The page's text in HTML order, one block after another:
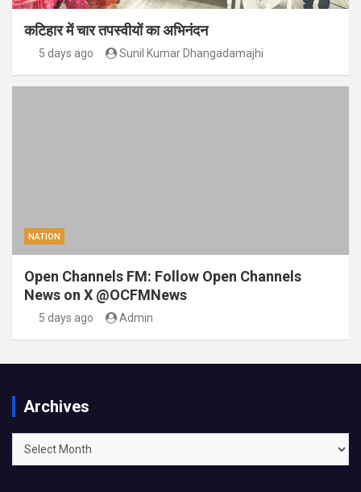
कटिहार में चार तपस्वीयों का अभिनंदन
5 days ago Sunil Kumar Dhangadamajhi
NATION
Open Channels FM: Follow Open Channels
News on X @OCFMNews
5 days ago Admin
Archives
Archives